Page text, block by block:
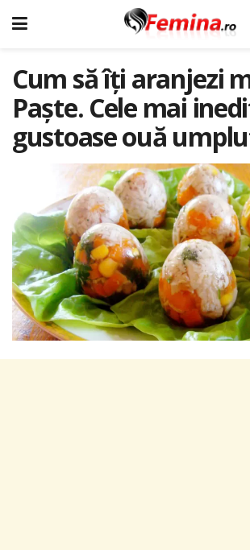
Cum să îți aranjezi
Paște. Cele mai
gustoase ouă